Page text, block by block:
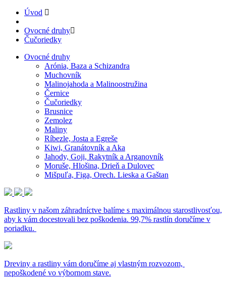
Úvod
Ovocné druhy
Čučoriedky
Ovocné druhy
Arónia, Baza a Schizandra
Muchovník
Malinojahoda a Malinoostružina
Černice
Čučoriedky
Brusnice
Zemolez
Maliny
Ríbezle, Josta a Egreše
Kiwi, Granátovník a Aka
Jahody, Goji, Rakytník a Arganovník
Moruše, Hlošina, Drieň a Dulovec
Mišpuľa, Figa, Orech. Lieska a Gaštan
Rastliny v našom záhradníctve balíme s maximálnou starostlivosťou,
aby k vám docestovali bez poškodenia. 99,7% rastlín doručíme v
poriadku.
Dreviny a rastliny vám doručíme aj vlastným rozvozom,
nepoškodené vo výbornom stave.